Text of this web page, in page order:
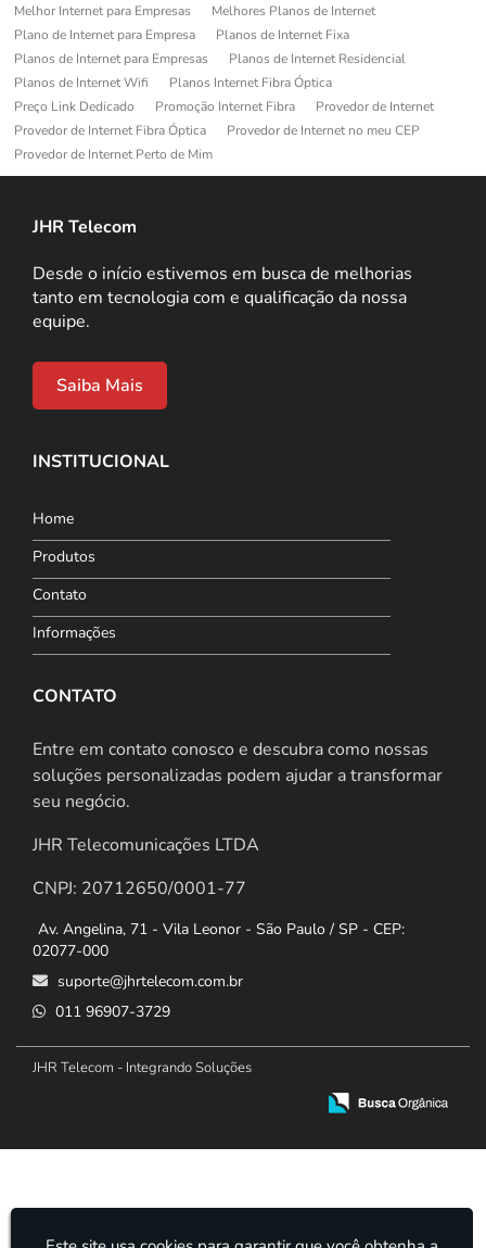
Melhor Internet para Empresas
Melhores Planos de Internet
Plano de Internet para Empresa
Planos de Internet Fixa
Planos de Internet para Empresas
Planos de Internet Residencial
Planos de Internet Wifi
Planos Internet Fibra Óptica
Preço Link Dedicado
Promoção Internet Fibra
Provedor de Internet
Provedor de Internet Fibra Óptica
Provedor de Internet no meu CEP
Provedor de Internet Perto de Mim
JHR Telecom
Desde o início estivemos em busca de melhorias
tanto em tecnologia com e qualificação da nossa
equipe.
Saiba Mais
INSTITUCIONAL
Home
Produtos
Contato
Informações
CONTATO
Entre em contato conosco e descubra como nossas
soluções personalizadas podem ajudar a transformar
seu negócio.
JHR Telecomunicações LTDA
CNPJ: 20712650/0001-77
Av. Angelina, 71 - Vila Leonor - São Paulo / SP - CEP:
02077-000
suporte@jhrtelecom.com.br
011 96907-3729
JHR Telecom - Integrando Soluções